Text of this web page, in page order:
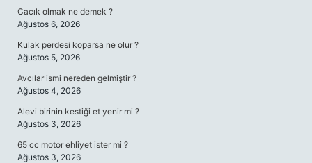
Cacık olmak ne demek ?
Ağustos 6, 2026
Kulak perdesi koparsa ne olur ?
Ağustos 5, 2026
Avcılar ismi nereden gelmiştir ?
Ağustos 4, 2026
Alevi birinin kestiği et yenir mi ?
Ağustos 3, 2026
65 cc motor ehliyet ister mi ?
Ağustos 3, 2026